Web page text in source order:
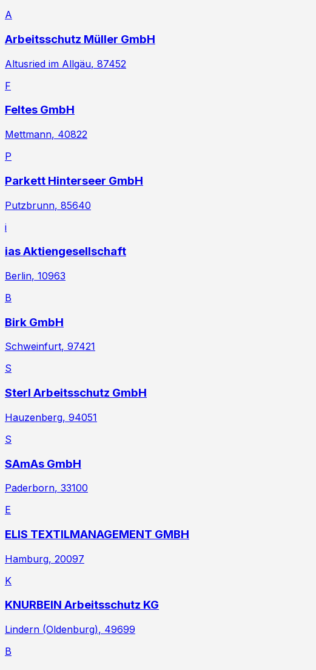
A
Arbeitsschutz Müller GmbH
Altusried im Allgäu, 87452
F
Feltes GmbH
Mettmann, 40822
P
Parkett Hinterseer GmbH
Putzbrunn, 85640
i
ias Aktiengesellschaft
Berlin, 10963
B
Birk GmbH
Schweinfurt, 97421
S
Sterl Arbeitsschutz GmbH
Hauzenberg, 94051
S
SAmAs GmbH
Paderborn, 33100
E
ELIS TEXTILMANAGEMENT GMBH
Hamburg, 20097
K
KNURBEIN Arbeitsschutz KG
Lindern (Oldenburg), 49699
B